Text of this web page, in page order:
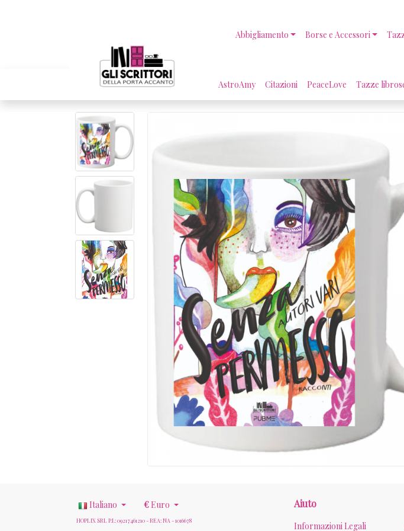
Abbigliamento Borse e Accessori
AstroAmy Citazioni PeaceLove Tazze
Italiano €Euro
HOPLIX SRL P.I.: 09217461210 - REA: NA - 1016678
Aiuto
Informazioni Legali